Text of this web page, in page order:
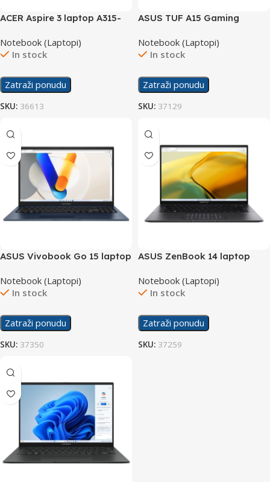
ACER Aspire 3 laptop A315-
Notebook (Laptopi)
In stock
Zatraži ponudu
SKU: 36613
ASUS TUF A15 Gaming
HN004/16GB
Notebook (Laptopi)
In stock
Zatraži ponudu
SKU: 37129
ASUS Vivobook Go 15 laptop
Notebook (Laptopi)
In stock
Zatraži ponudu
SKU: 37350
ASUS ZenBook 14 laptop
Notebook (Laptopi)
In stock
Zatraži ponudu
SKU: 37259